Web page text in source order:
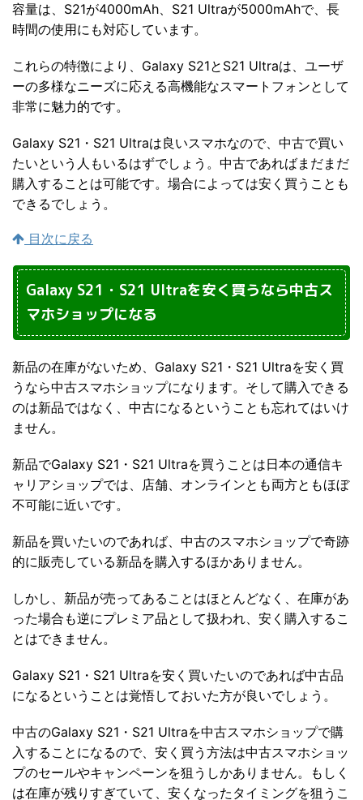
容量は、S21が4000mAh、S21 Ultraが5000mAhで、長
時間の使用にも対応しています。
これらの特徴により、Galaxy S21とS21 Ultraは、ユーザ
ーの多様なニーズに応える高機能なスマートフォンとして
非常に魅力的です。
Galaxy S21・S21 Ultraは良いスマホなので、中古で買い
たいという人もいるはずでしょう。中古であればまだまだ
購入することは可能です。場合によっては安く買うことも
できるでしょう。
目次に戻る
Galaxy S21・S21 Ultraを安く買うなら中古ス
マホショップになる
新品の在庫がないため、Galaxy S21・S21 Ultraを安く買
うなら中古スマホショップになります。そして購入できる
のは新品ではなく、中古になるということも忘れてはいけ
ません。
新品でGalaxy S21・S21 Ultraを買うことは日本の通信キ
ャリアショップでは、店舗、オンラインとも両方ともほぼ
不可能に近いです。
新品を買いたいのであれば、中古のスマホショップで奇跡
的に販売している新品を購入するほかありません。
しかし、新品が売ってあることはほとんどなく、在庫があ
った場合も逆にプレミア品として扱われ、安く購入するこ
とはできません。
Galaxy S21・S21 Ultraを安く買いたいのであれば中古品
になるということは覚悟しておいた方が良いでしょう。
中古のGalaxy S21・S21 Ultraを中古スマホショップで購
入することになるので、安く買う方法は中古スマホショッ
プのセールやキャンペーンを狙うしかありません。もしく
は在庫が残りすぎていて、安くなったタイミングを狙うこ